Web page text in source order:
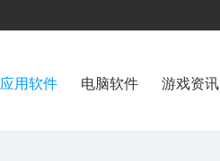
应用软件 电脑软件 游戏资讯